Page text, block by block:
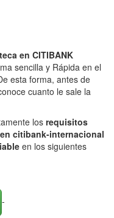
en CITIBANK
sencilla y Rápida en el
esta forma, antes de
cuanto le sale la
los requisitos
citibank-internacional
en los siguientes
-